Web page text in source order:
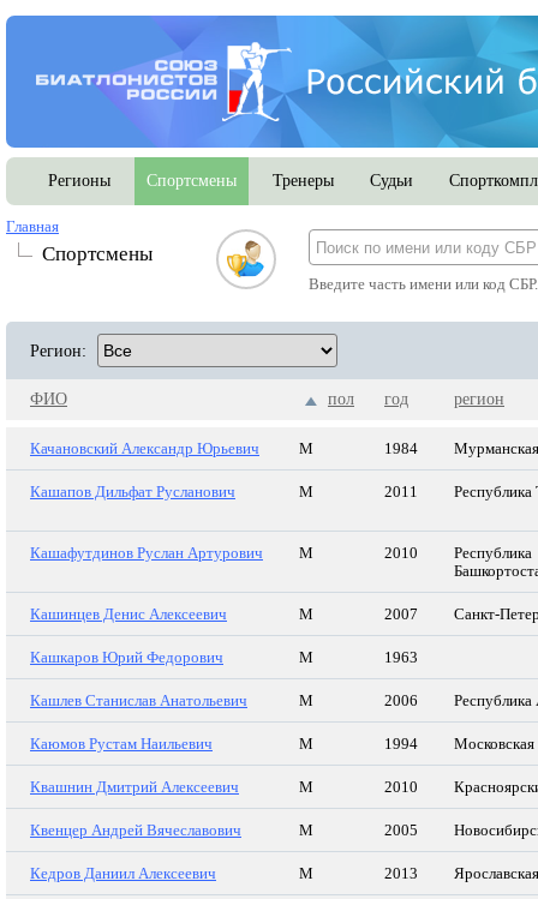
Регионы Спортсмены Тренеры Судьи
Главная
Спортсмены
Введите часть имени или код
Регион:
ФИО пол год регион
Качановский Александр Юрьевич М 1984
Кашапов Дильфат Русланович М 2011 Республика
Кашафутдинов Руслан Артурович М 2010
Республика
Кашинцев Денис Алексеевич М 2007 Санкт-
Кашкаров Юрий Федорович М 1963
Кашлев Станислав Анатольевич М 2006 Республика
Каюмов Рустам Наильевич М 1994 Московская
Квашнин Дмитрий Алексеевич М 2010
Квенцер Андрей Вячеславович М 2005
Кедров Даниил Алексеевич М 2013